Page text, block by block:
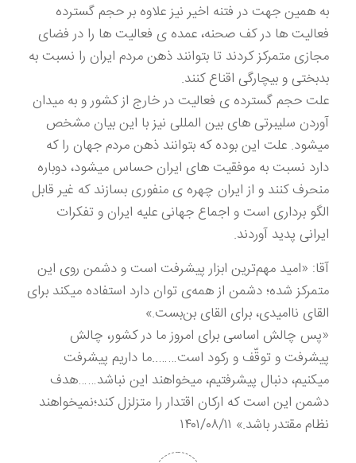
به همین جهت در فتنه اخیر نیز علاوه بر حجم گسترده
فعالیت ها در کف صحنه، عمده ی فعالیت ها را در فضای
مجازی متمرکز کردند تا بتوانند ذهن مردم ایران را نسبت به
بدبختی و بیچارگی اقناع کنند.
علت حجم گسترده ی فعالیت در خارج از کشور و به میدان
آوردن سلیبرتی های بین المللی نیز با این بیان مشخص
میشود. علت این بوده که بتوانند ذهن مردم جهان را که
دارد نسبت به موفقیت های ایران حساس میشود، دوباره
منحرف کنند و از ایران چهره ی منفوری بسازند که غیر قابل
الگو برداری است و اجماع جهانی علیه ایران و تفکرات
ایرانی پدید آوردند.
آقا: «امید مهم‌ترین ابزار پیشرفت است و دشمن روی این
متمرکز شده؛ دشمن از همه‌ی توان دارد استفاده میکند برای
القای ناامیدی، برای القای بن‌بست.»
«پس چالش اساسی برای امروز ما در کشور، چالش
پیشرفت و توقّف و رکود است……..ما داریم پیشرفت
میکنیم، دنبال پیشرفتیم، میخواهند این نباشد……هدف
دشمن این است که ارکان اقتدار را متزلزل کند؛نمیخواهند
نظام مقتدر باشد.» ۱۴۰۱/۰۸/۱۱